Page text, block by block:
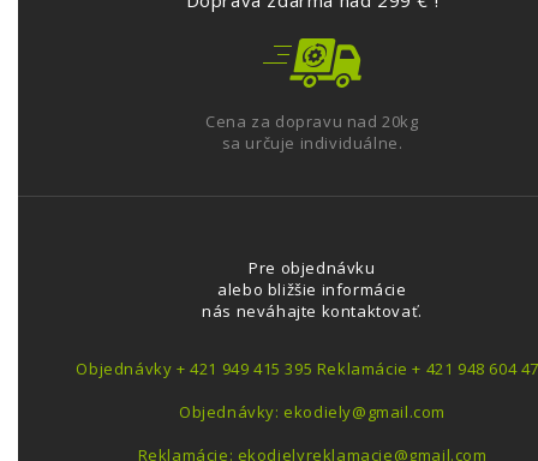
Cena za dopravu nad 20kg
sa určuje individuálne.
Pre objednávku
alebo bližšie informácie
nás neváhajte kontaktovať.
Objednávky + 421 949 415 395 Reklamácie + 421 948 604
Objednávky: ekodiely@gmail.com
Reklamácie: ekodielyreklamacie@gmail.com